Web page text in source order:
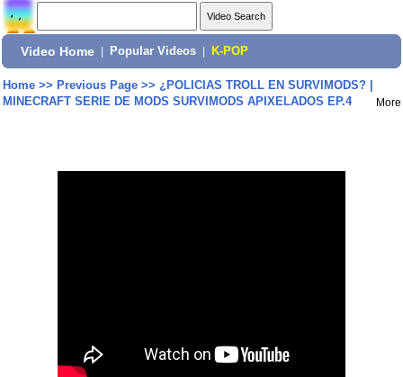
Video Home Popular Videos K-POP
Home>> Previous Page>> ¿POLICIAS TROLL EN SURVIMODS? |
MINECRAFT SERIE DE MODS SURVIMODS APIXELADOS EP.4
More